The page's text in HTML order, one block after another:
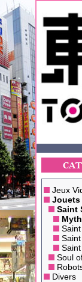
Jeux
Jouets
Saint
Soul
Divers